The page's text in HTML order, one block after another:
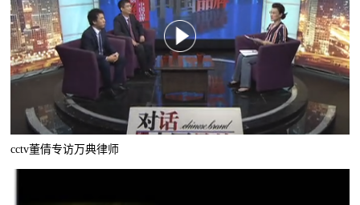
cctv董倩专访万典律师